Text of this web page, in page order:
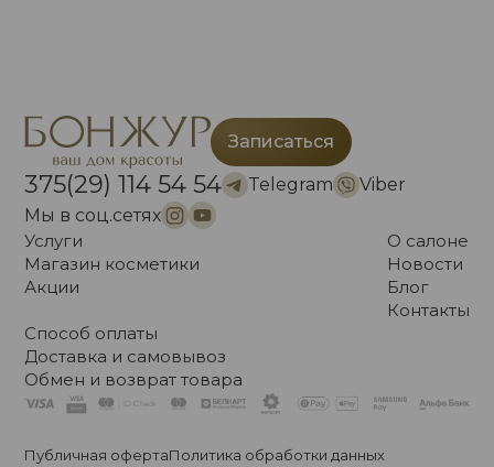
Записаться
375(29) 114 54 54 Telegram
Viber
Мы в соц.сетях
Услуги
Магазин косметики
Акции
О салоне
Новости
Блог
Контакты
Способ оплаты
Доставка и самовывоз
Обмен и возврат товара
Публичная офертаПолитика обработки данных